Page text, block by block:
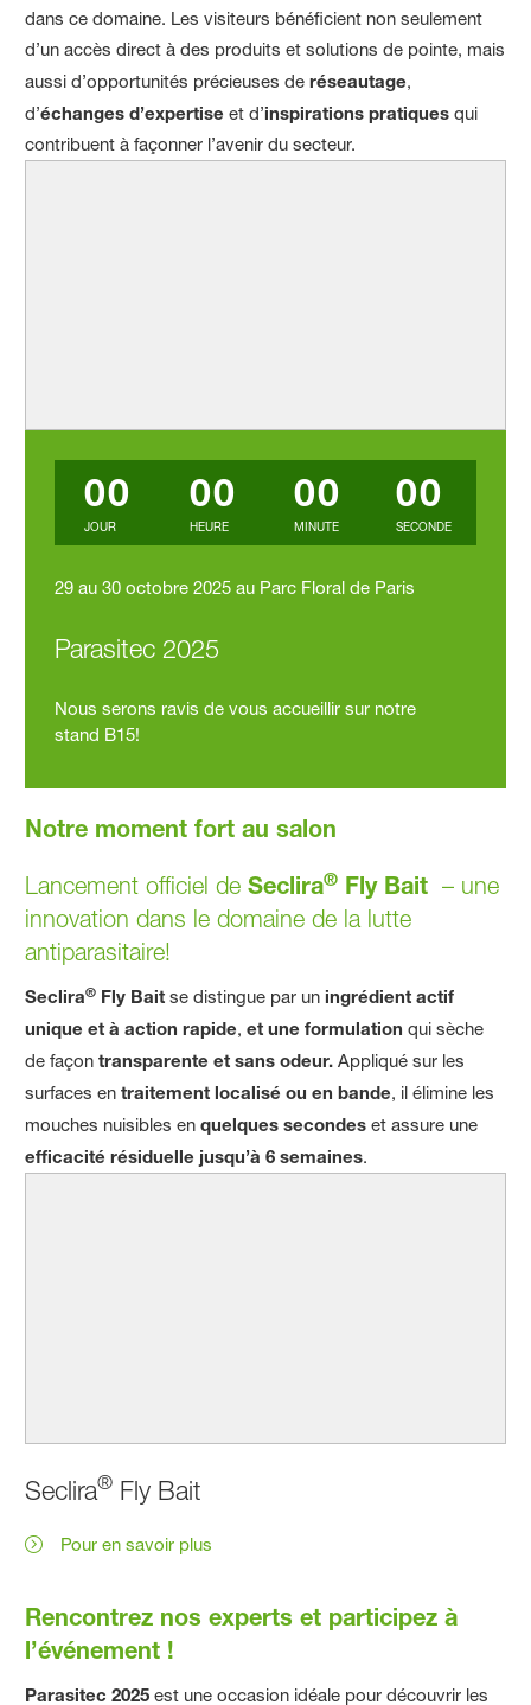
dans ce domaine. Les visiteurs bénéficient non seulement
d’un accès direct à des produits et solutions de pointe, mais
aussi d’opportunités précieuses deréseautage,
d’échanges d’expertise et d’inspirations pratiques qui
contribuent à façonner l’avenir du secteur.
00
JOUR
00
HEURE
00
MINUTE
00
SECONDE
29 au 30 octobre 2025 au Parc Floral de Paris
Parasitec 2025
Nous serons ravis de vous accueillir sur notre
stand B15!
Notre moment fort au salon
Lancement officiel deSeclira® Fly Bait – une
innovation dans le domaine de la lutte
antiparasitaire!
Seclira® Fly Bait se distingue par uningrédient actif
unique et à action rapide,et une formulation qui sèche
de façontransparente et sans odeur.Appliqué sur les
surfaces entraitement localisé ou en bande, il élimine les
mouches nuisibles enquelques secondes et assure une
efficacité résiduelle jusqu’à 6 semaines.
Seclira® Fly Bait
Pour en savoir plus
Rencontrez nos experts et participez à
l’événement !
Parasitec 2025 est une occasion idéale pour découvrir les